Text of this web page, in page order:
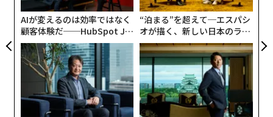
AIが変えるのは効率ではなく
顧客体験だ──HubSpot Ja
panが語る「Grow Better」
な組織のつくり方
“泊まる”を超えて─エスパシ
オが描く、新しい日本のラグ
ジュアリー（中編）